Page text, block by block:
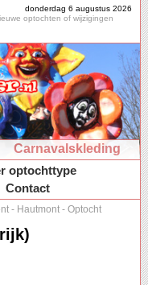
donderdag 6 augustus 2026
optochten of wijzigingen
Carnavalskleding
optochttype
Contact
- Hautmont - Optocht